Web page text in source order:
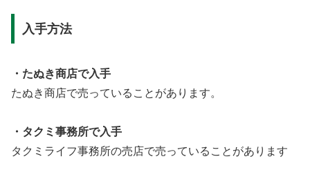
入手方法
・たぬき商店で入手
たぬき商店で売っていることがあります。
・タクミ事務所で入手
タクミライフ事務所の売店で売っていることがあります